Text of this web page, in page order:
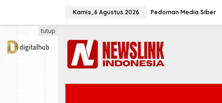
Kamis, 6 Agustus 2026 Pedoman Media Siber
tutup